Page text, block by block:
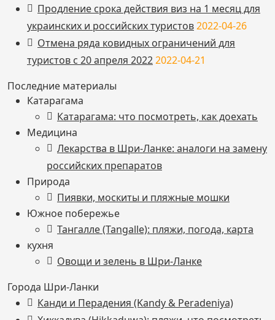
Продление срока действия виз на 1 месяц для
украинских и российских туристов2022-04-26
Отмена ряда ковидных ограничений для
туристов с 20 апреля 20222022-04-21
Последние материалы
Катарагама
Катарагама: что посмотреть, как доехать
Медицина
Лекарства в Шри-Ланке: аналоги на замену
российских препаратов
Природа
Пиявки, москиты и пляжные мошки
Южное побережье
Тангалле (Tangalle): пляжи, погода, карта
кухня
Овощи и зелень в Шри-Ланке
Города Шри-Ланки
Канди и Перадения (Kandy & Peradeniya)